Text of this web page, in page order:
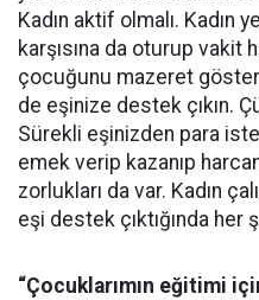
Kadın aktif olmalı. Kadın
karşısına da oturup vakit
çocuğunu mazeret
de eşinize destek çıkın.
Sürekli eşinizden para
emek verip kazanıp
zorlukları da var. Kadın
eşi destek çıktığında her
“Çocuklarımın eğitimi